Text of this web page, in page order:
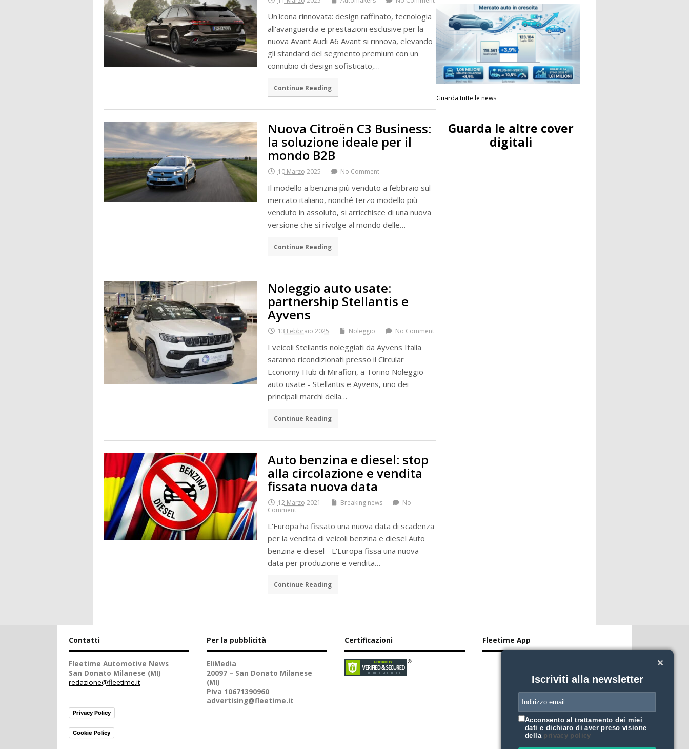
Un'icona rinnovata: design raffinato, tecnologia
all'avanguardia e prestazioni esclusive per la
nuova Avant Audi A6 Avant si rinnova, elevando
gli standard del segmento premium con un
connubio di design sofisticato,…
Continue Reading
Nuova Citroën C3 Business:
la soluzione ideale per il
mondo B2B
10 Marzo 2025 No Comment
Il modello a benzina più venduto a febbraio sul
mercato italiano, nonché terzo modello più
venduto in assoluto, si arricchisce di una nuova
versione che si rivolge al mondo delle…
Continue Reading
Noleggio auto usate:
partnership Stellantis e
Ayvens
13 Febbraio 2025 Noleggio No Comment
I veicoli Stellantis noleggiati da Ayvens Italia
saranno ricondizionati presso il Circular
Economy Hub di Mirafiori, a Torino Noleggio
auto usate - Stellantis e Ayvens, uno dei
principali marchi della…
Continue Reading
Auto benzina e diesel: stop
alla circolazione e vendita
fissata nuova data
12 Marzo 2021 Breaking news
No
Comment
L'Europa ha fissato una nuova data di scadenza
per la vendita di veicoli benzina e diesel Auto
benzina e diesel - L'Europa fissa una nuova
data per produzione e vendita…
Continue Reading
Guarda tutte le news
Iscriviti alla newsletter
Acconsento al trattamento dei miei
dati e dichiaro di aver preso visione
della privacy policy
Guarda le altre cover
digitali
Contatti
Fleetime Automotive News
San Donato Milanese (MI)
redazione@fleetime.it
Privacy Policy
Cookie Policy
Per la pubblicità
EliMedia
20097 – San Donato Milanese
(MI)
Piva 10671390960
advertising@fleetime.it
Certificazioni Fleetime App